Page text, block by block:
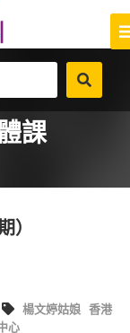
課
楊文婷姑娘 香港
心